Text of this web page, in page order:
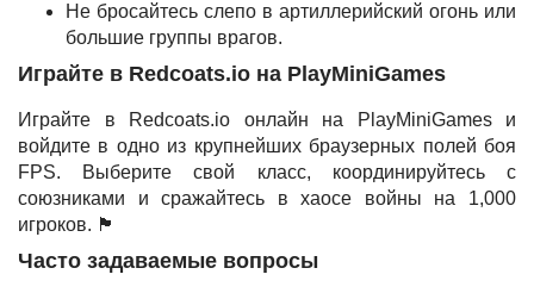
Не бросайтесь слепо в артиллерийский огонь или
большие группы врагов.
Играйте в Redcoats.io на PlayMiniGames
Играйте в Redcoats.io онлайн на PlayMiniGames и
войдите в одно из крупнейших браузерных полей боя
FPS. Выберите свой класс, координируйтесь с
союзниками и сражайтесь в хаосе войны на 1,000
игроков. 🏴
Часто задаваемые вопросы